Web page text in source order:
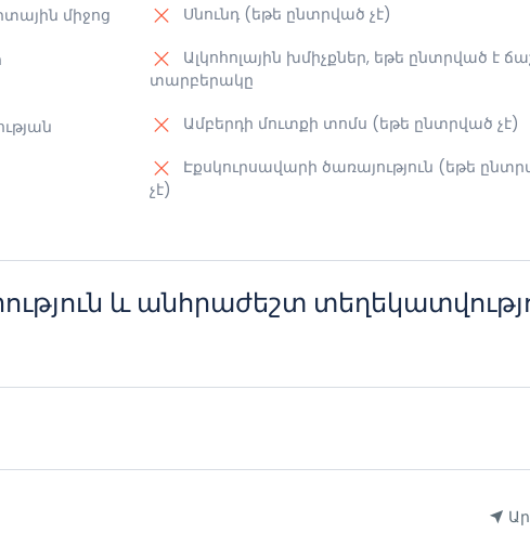
միջոց
Սնունդ (եթե ընտրված չէ)
Ալկոհոլային խմիչքներ, եթե ընտրված է
տարբերակը
Ամբերդի մուտքի տոմս (եթե ընտրված չէ)
Էքսկուրսավարի ծառայություն (եթե
չէ)
և անհրաժեշտ
հյուրանոցում
հնարավորություն հավելավճարով
համար